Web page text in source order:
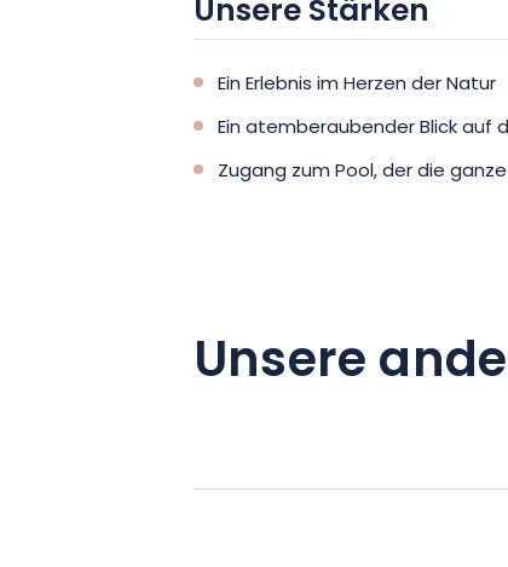
Unsere Stärken
Ein Erlebnis im Herzen der Natur
Ein atemberaubender Blick auf
Zugang zum Pool, der die
Unsere